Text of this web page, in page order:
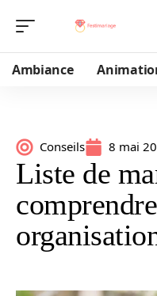
Ambiance
Conseils 8 mai
Liste de